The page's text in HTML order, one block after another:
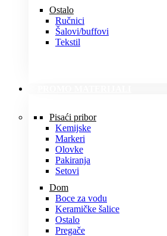
Ostalo
Ručnici
Šalovi/buffovi
Tekstil
Pisaći pribor
Kemijske
Markeri
Olovke
Pakiranja
Setovi
Dom
Boce za vodu
Keramičke šalice
Ostalo
Pregače